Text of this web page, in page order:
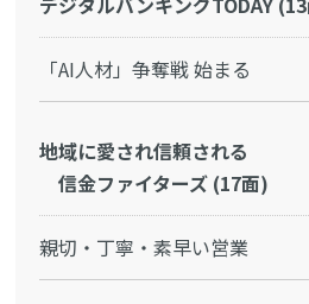
「AI人材」争奪戦 始まる
地域に愛され信頼される
信金ファイターズ (17面)
親切・丁寧・素早い営業